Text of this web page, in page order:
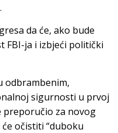
da će, ako bude
FBI-ja i izbjeći politički
odbrambenim,
sigurnosti u prvoj
preporučio za novog
očistiti “duboku